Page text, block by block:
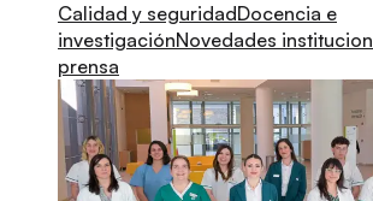
Calidad y seguridadDocencia e
investigaciónNovedades
prensa